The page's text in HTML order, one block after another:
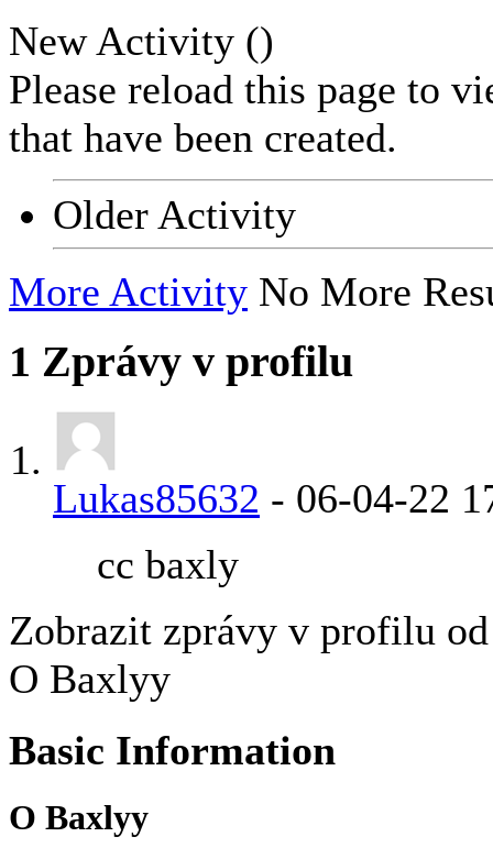
New Activity ()
Please reload this page to
that have been created.
Older Activity
More Activity No More
1 Zprávy v profilu
Lukas85632 - 06-04-22
cc baxly
Zobrazit zprávy v profilu
O Baxlyy
Basic Information
O Baxlyy